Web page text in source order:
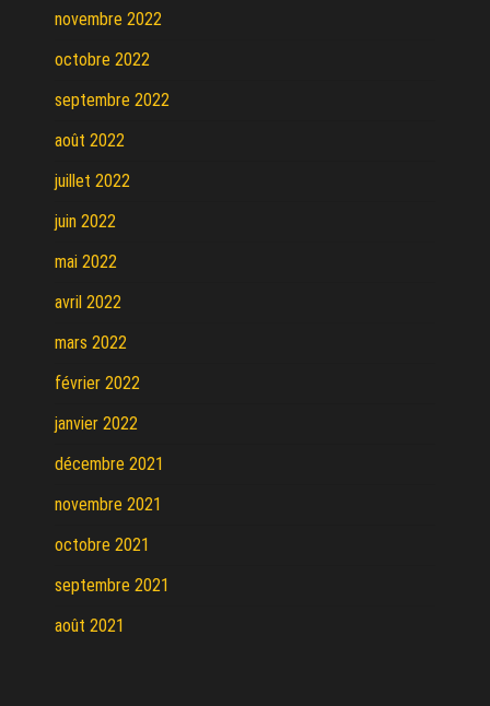
novembre 2022
octobre 2022
septembre 2022
août 2022
juillet 2022
juin 2022
mai 2022
avril 2022
mars 2022
février 2022
janvier 2022
décembre 2021
novembre 2021
octobre 2021
septembre 2021
août 2021